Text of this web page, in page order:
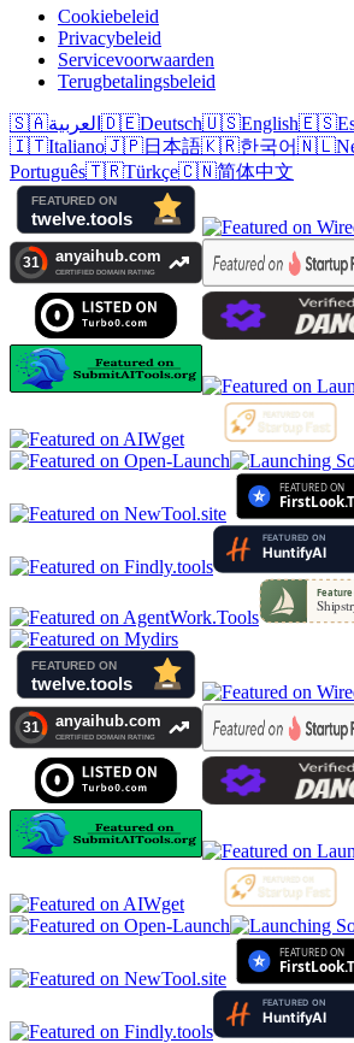
Cookiebeleid
Privacybeleid
Servicevoorwaarden
Terugbetalingsbeleid
🇸🇦العربية 🇩🇪Deutsch🇺🇸English🇪🇸
🇮🇹Italiano🇯🇵日本語🇰🇷한국어🇳🇱
Português🇹🇷Türkçe🇨🇳简体中文